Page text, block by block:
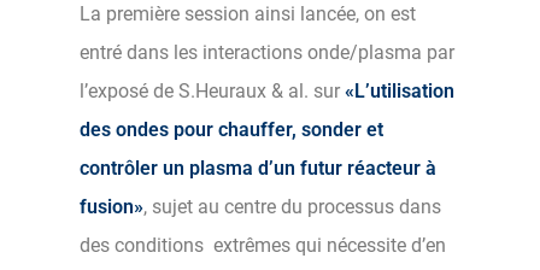
La première session ainsi lancée, on est
entré dans les interactions onde/plasma par
l’exposé de S.Heuraux & al. sur «L’utilisation
des ondes pour chauffer, sonder et
contrôler un plasma d’un futur réacteur à
fusion», sujet au centre du processus dans
des conditions extrêmes qui nécessite d’en